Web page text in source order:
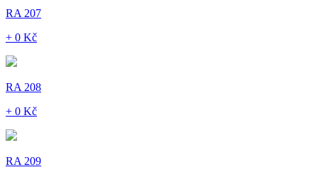
RA 207
+ 0 Kč
RA 208
+ 0 Kč
RA 209